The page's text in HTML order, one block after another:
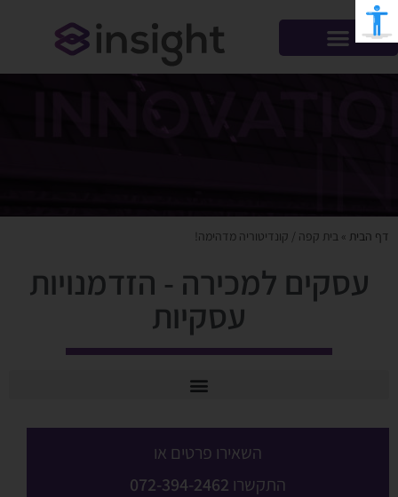
דף הבית » בית קפה / קונדיטוריה מדהימה!
עסקים למכירה - הזדמנויות
עסקיות
השאירו פרטים או
התקשרו 072-394-2462